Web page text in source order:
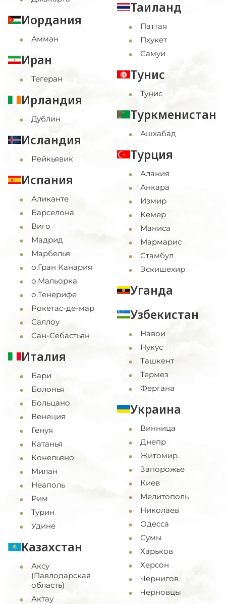
Иордания
Амман
Иран
Тегеран
Ирландия
Дублин
Исландия
Рейкьявик
Испания
Аликанте
Барселона
Виго
Мадрид
Марбелья
о.Гран Канария
о.Мальорка
о.Тенерифе
Рокетас-де-мар
Саллоу
Сан-Себастьян
Италия
Бари
Болонья
Больцано
Венеция
Генуя
Катанья
Конельяно
Милан
Неаполь
Рим
Турин
Удине
Казахстан
Аксу
(Павлодарская
область)
Актау
Таиланд
Паттая
Пхукет
Самуи
Тунис
Тунис
Туркменистан
Ашхабад
Турция
Алания
Анкара
Измир
Кемер
Маниса
Мармарис
Стамбул
Эскишехир
Уганда
Узбекистан
Навои
Нукус
Ташкент
Термез
Фергана
Украина
Винница
Днепр
Житомир
Запорожье
Киев
Мелитополь
Николаев
Одесса
Сумы
Харьков
Херсон
Чернигов
Черновцы